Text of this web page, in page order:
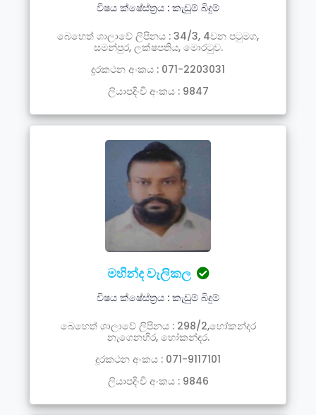
විෂය ක්ෂේස්ත්‍රය : කැඩුම් බිදුම්
බෙහෙත් ශාලාවේ ලිපිනය : 34/3, 4වන පටුමග,
සමන්පුර, ලක්ෂපතිය, මොරටුව.
දූරකථන අංකය : 071-2203031
ලියාපදිංචි අංකය : 9847
මහින්ද වැලිකල
විෂය ක්ෂේස්ත්‍රය : කැඩුම් බිදුම්
බෙහෙත් ශාලාවේ ලිපිනය : 298/2,හෝකන්දර
නැගෙනහිර, හෝකන්දර.
දූරකථන අංකය : 071-9117101
ලියාපදිංචි අංකය : 9846